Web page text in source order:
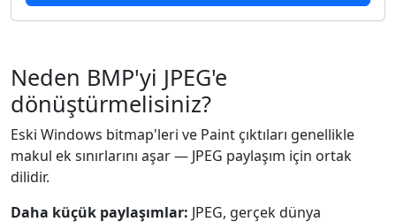
Neden BMP'yi JPEG'e
dönüştürmelisiniz?
Eski Windows bitmap'leri ve Paint çıktıları genellikle
makul ek sınırlarını aşar — JPEG paylaşım için ortak
dilidir.
Daha küçük paylaşımlar: JPEG, gerçek dünya